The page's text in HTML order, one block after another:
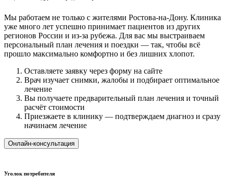
Мы работаем не только с жителями Ростова-на-Дону. Клиника
уже много лет успешно принимает пациентов из других
регионов России и из-за рубежа. Для вас мы выстраиваем
персональный план лечения и поездки — так, чтобы всё
прошло максимально комфортно и без лишних хлопот.
Оставляете заявку через форму на сайте
Врач изучает снимки, жалобы и подбирает оптимальное
лечение
Вы получаете предварительный план лечения и точный
расчёт стоимости
Приезжаете в клинику — подтверждаем диагноз и сразу
начинаем лечение
Онлайн-консультация
Уголок потребителя